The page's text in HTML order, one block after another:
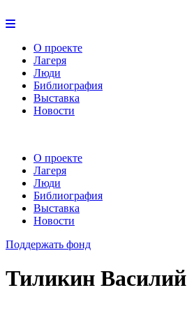
О проекте
Лагеря
Люди
Библиография
Выставка
Новости
О проекте
Лагеря
Люди
Библиография
Выставка
Новости
Поддержать фонд
Тиликин Василий